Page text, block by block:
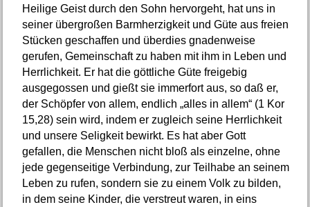
Heilige Geist durch den Sohn hervorgeht, hat uns in
seiner übergroßen Barmherzigkeit und Güte aus freien
Stücken geschaffen und überdies gnadenweise
gerufen, Gemeinschaft zu haben mit ihm in Leben und
Herrlichkeit. Er hat die göttliche Güte freigebig
ausgegossen und gießt sie immerfort aus, so daß er,
der Schöpfer von allem, endlich „alles in allem“ (1 Kor
15,28) sein wird, indem er zugleich seine Herrlichkeit
und unsere Seligkeit bewirkt. Es hat aber Gott
gefallen, die Menschen nicht bloß als einzelne, ohne
jede gegenseitige Verbindung, zur Teilhabe an seinem
Leben zu rufen, sondern sie zu einem Volk zu bilden,
in dem seine Kinder, die verstreut waren, in eins